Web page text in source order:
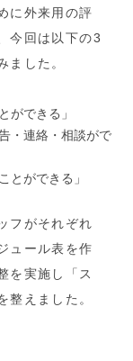
に外来用の評
今回は以下の3
ました。
ができる」
・連絡・相談がで
とができる」
フがそれぞれ
ュール表を作
を実施し「ス
整えました。